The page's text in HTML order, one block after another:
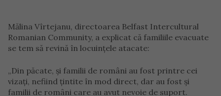
Mălina Vîrtejanu, directoarea Belfast Intercultural
Romanian Community, a explicat că familiile evacuate
se tem să revină în locuințele atacate:
„Din păcate, și familii de români au fost printre cei
vizați, nefiind țintite în mod direct, dar au fost și
familii de români care au avut nevoie de suport.